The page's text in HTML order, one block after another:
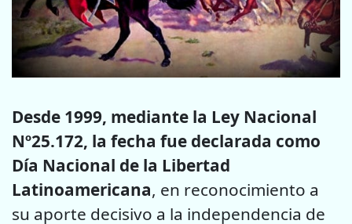
Desde 1999, mediante la Ley Nacional
Nº25.172, la fecha fue declarada como
Día Nacional de la Libertad
Latinoamericana, en reconocimiento a
su aporte decisivo a la independencia de